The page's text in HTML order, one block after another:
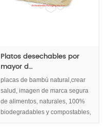
Platos desechables por
mayor d…
placas de bambú natural,crear
salud, imagen de marca segura
de alimentos, naturales, 100%
biodegradables y compostables,
respetuoso del medio ambiente.